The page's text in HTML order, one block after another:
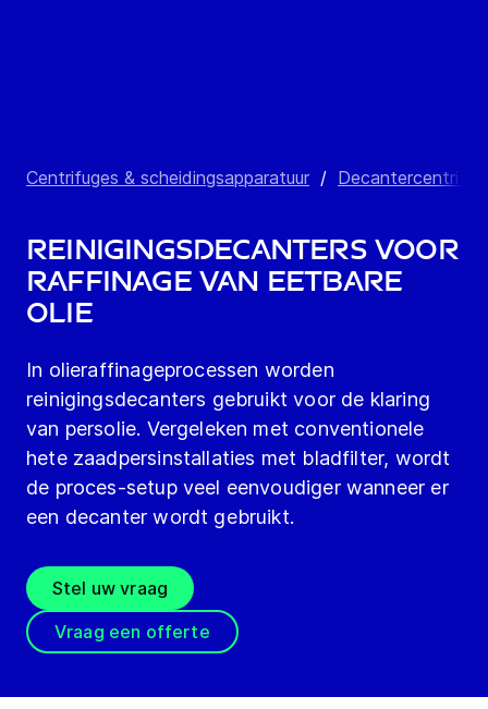
Centrifuges & scheidingsapparatuur /
Reinigingsdecanters voor
raffinage van eetbare
olie
In olieraffinageprocessen worden
reinigingsdecanters gebruikt voor de klaring
van persolie. Vergeleken met conventionele
hete zaadpersinstallaties met bladfilter, wordt
de proces-setup veel eenvoudiger wanneer er
een decanter wordt gebruikt.
Stel uw vraag
Vraag een offerte